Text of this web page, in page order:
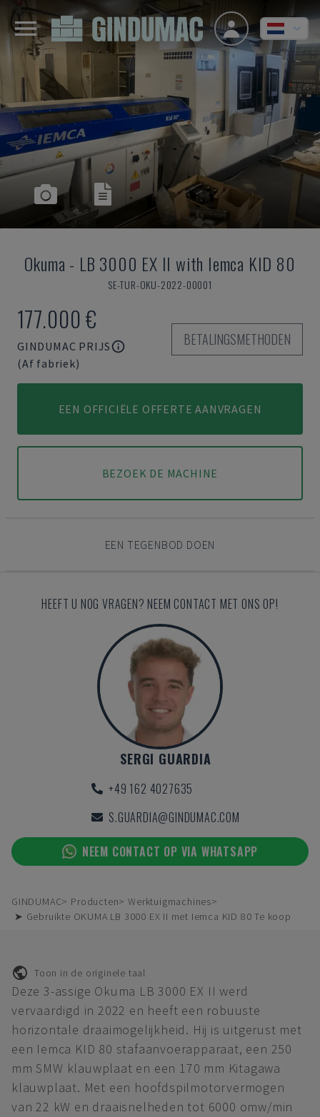
Okuma - LB 3000 EX II with Iemca KID 80
SE-TUR-OKU-2022-00001
177.000 €
GINDUMAC PRIJS
(Af fabriek)
BETALINGSMETHODEN
EEN OFFICIËLE OFFERTE AANVRAGEN
BEZOEK DE MACHINE
EEN TEGENBOD DOEN
HEEFT U NOG VRAGEN? NEEM CONTACT MET ONS OP!
SERGI GUARDIA
+49 162 4027635
S.GUARDIA@GINDUMAC.COM
NEEM CONTACT OP VIA WHATSAPP
GINDUMAC Producten
Werktuigmachines
➤ Gebruikte OKUMA LB 3000 EX II met Iemca KID 80 Te koop
Toon in de originele taal
Deze 3-assige Okuma LB 3000 EX II werd
vervaardigd in 2022 en heeft een robuuste
horizontale draaimogelijkheid. Hij is uitgerust met
een Iemca KID 80 stafaanvoerapparaat, een 250
mm SMW klauwplaat en een 170 mm Kitagawa
klauwplaat. Met een hoofdspilmotorvermogen
van 22 kW en draaisnelheden tot 6000 omw/min